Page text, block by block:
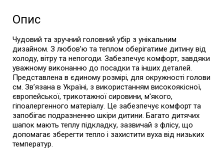
Опис
Чудовий та зручний головний убір з унікальним
дизайном. З любов’ю та теплом оберігатиме дитину від
холоду, вітру та непогоди. Забезпечує комфорт, завдяки
уважному виконанню до посадки та інших деталей.
Представлена в єдиному розмірі, для окружності голови
см. Зв’язана в Україні, з використанням високоякісної,
європейської, трикотажної сировини, м'якого,
гіпоалергенного матеріалу. Це забезпечує комфорт та
запобігає подразненню шкіри дитини. Багато дитячих
шапок мають теплу підкладку, зазвичай з флісу, що
допомагає зберегти тепло і захистити вуха від низьких
температур.